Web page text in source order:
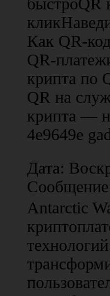
быстроQR
Как QR-
QR-
крипта по
QR на
крипта —
4e9649e
Дата:
Antarctic